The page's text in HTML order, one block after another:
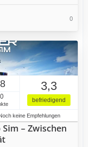
0
3,3
befriedigend
keine Empfehlungen
– Zwischen